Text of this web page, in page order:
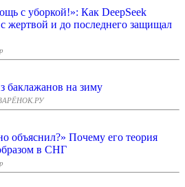
с уборкой!»: Как DeepSeek
жертвой и до последнего защищал
баклажанов на зиму
объяснил?» Почему его теория
в СНГ